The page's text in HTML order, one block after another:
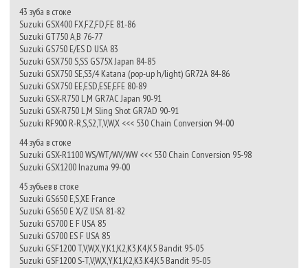
43 зуба в стоке
Suzuki GSX400 FX,FZ,FD,FE 81-86
Suzuki GT750 A,B 76-77
Suzuki GS750 E/ES D USA 83
Suzuki GSX750 S,SS GS75X Japan 84-85
Suzuki GSX750 SE,S3/4 Katana (pop-up h/light) GR72A 84-86
Suzuki GSX750 EE,ESD,ESE,EFE 80-89
Suzuki GSX-R750 L,M GR7AC Japan 90-91
Suzuki GSX-R750 L,M Sling Shot GR7AD 90-91
Suzuki RF900 R-R,S,S2,T,V,W,X <<< 530 Chain Conversion 94-00
44 зуба в стоке
Suzuki GSX-R1100 WS/WT/WV/WW <<< 530 Chain Conversion 95-98
Suzuki GSX1200 Inazuma 99-00
45 зубьев в стоке
Suzuki GS650 E,S,XE France
Suzuki GS650 E X/Z USA 81-82
Suzuki GS700 E F USA 85
Suzuki GS700 ES F USA 85
Suzuki GSF1200 T,V,W,X,Y,K1,K2,K3,K4,K5 Bandit 95-05
Suzuki GSF1200 S-T,V,W,X,Y,K1,K2,K3.K4,K5 Bandit 95-05